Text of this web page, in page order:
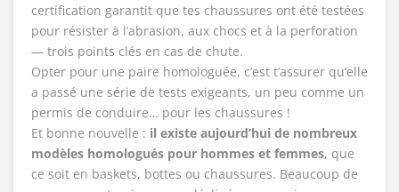
certification garantit que tes chaussures ont été testées
pour résister à l’abrasion, aux chocs et à la perforation
— trois points clés en cas de chute.
Opter pour une paire homologuée, c’est t’assurer qu’elle
a passé une série de tests exigeants, un peu comme un
permis de conduire… pour les chaussures !
Et bonne nouvelle : il existe aujourd’hui de nombreux
modèles homologués pour hommes et femmes, que
ce soit en baskets, bottes ou chaussures. Beaucoup de